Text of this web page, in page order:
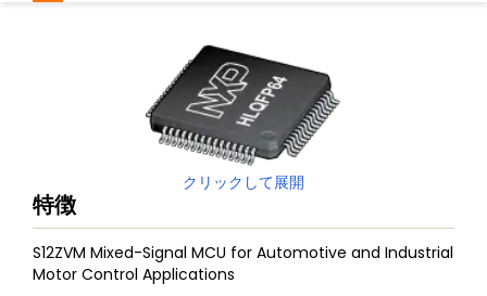
クリックして展開
特徴
S12ZVM Mixed-Signal MCU for Automotive and Industrial
Motor Control Applications